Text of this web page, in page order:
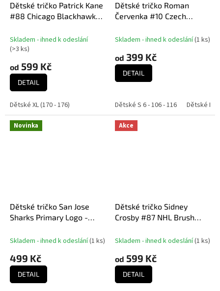
Dětské tričko Patrick Kane
#88 Chicago Blackhawks
Skladem - ihned k odeslání
(>3 ks)
od 599 Kč
DETAIL
Dětské XL (170 - 176)
Dětské tričko Roman
Červenka #10 Czech
Navy
Skladem - ihned k odeslání(1 ks)
od 399 Kč
DETAIL
Dětské S 6 - 106 - 116 Dětské M
Novinka
Dětské tričko San Jose
Sharks Primary Logo -
Skladem - ihned k odeslání(1 ks)
499 Kč
DETAIL
Akce
Dětské tričko Sidney
Crosby #87 NHL Brush
Skladem - ihned k odeslání(1 ks)
od 599 Kč
DETAIL